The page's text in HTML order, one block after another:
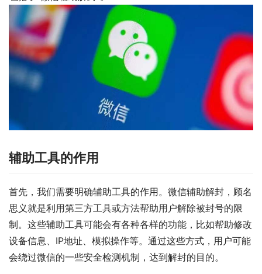
辅助工具的作用
首先，我们需要明确辅助工具的作用。微信辅助解封，顾名
思义就是利用第三方工具或方法帮助用户解除被封号的限
制。这些辅助工具可能会有各种各样的功能，比如帮助修改
设备信息、IP地址、模拟操作等。通过这些方式，用户可能
会绕过微信的一些安全检测机制，达到解封的目的。